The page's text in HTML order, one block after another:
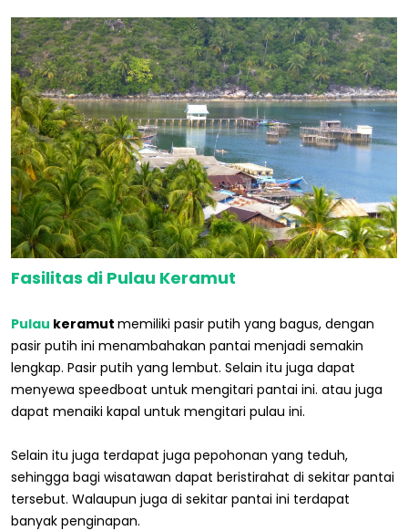
Fasilitas di Pulau Keramut
Pulau keramut memiliki pasir putih yang bagus, dengan
pasir putih ini menambahakan pantai menjadi semakin
lengkap. Pasir putih yang lembut. Selain itu juga dapat
menyewa speedboat untuk mengitari pantai ini. atau juga
dapat menaiki kapal untuk mengitari pulau ini.
Selain itu juga terdapat juga pepohonan yang teduh,
sehingga bagi wisatawan dapat beristirahat di sekitar pantai
tersebut. Walaupun juga di sekitar pantai ini terdapat
banyak penginapan.